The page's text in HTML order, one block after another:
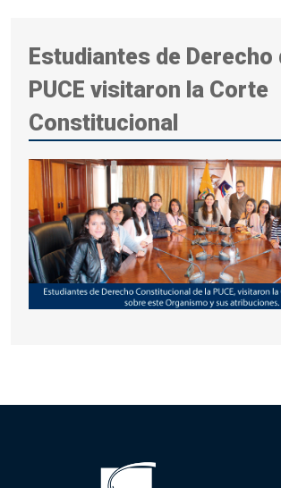
Estudiantes de Derecho
PUCE visitaron la Corte
Constitucional